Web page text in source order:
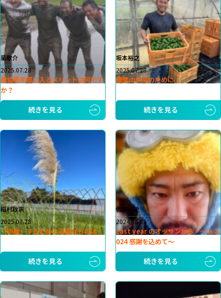
星敬介
2025.07.28
農協青年部に入るメリットは何です
か？
続きを見る
坂本裕之
2025.07.28
農業の未来のために
続きを見る
稲村政崇
2025.07.28
「挑戦」するために必要なものは！
続きを見る
佐藤崇史
2024.08.05
Last year のオッサンから 〜in 2
024 感謝を込めて〜
続きを見る